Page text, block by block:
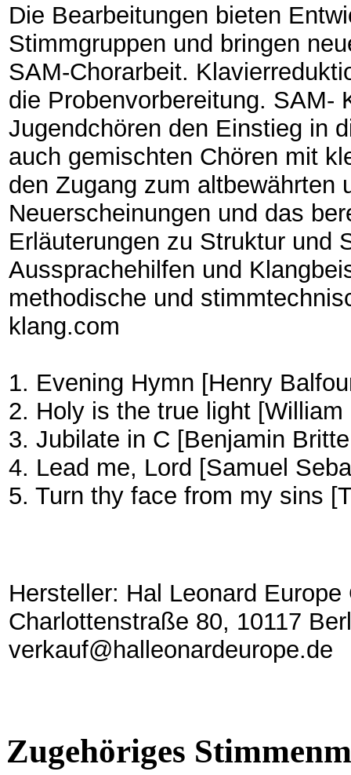
Die Bearbeitungen bieten
Stimmgruppen und bringen
SAM-Chorarbeit.
die Probenvorbereitung. SAM-
Jugendchören den Einstieg in
auch gemischten Chören mit
den Zugang zum altbewährten
Neuerscheinungen und das
Erläuterungen zu Struktur und
Aussprachehilfen und
methodische und
klang.com
1. Evening Hymn [Henry
2. Holy is the true light [William
3. Jubilate in C [Benjamin
4. Lead me, Lord [Samuel
5. Turn thy face from my sins
Hersteller: Hal Leonard
Charlottenstraße 80, 10117
verkauf@halleonardeurope.de
Zugehöriges